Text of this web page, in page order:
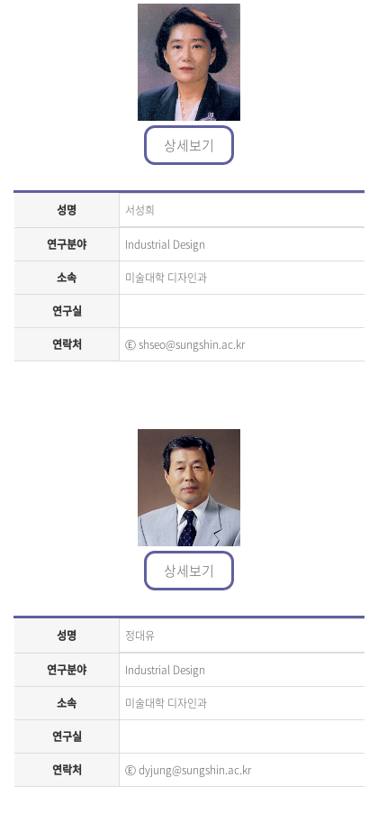
상세보기
성명 서성희
연구분야 Industrial Design
소속 미술대학 디자인과
연구실
연락처 Ⓔshseo@sungshin.ac.kr
상세보기
성명 정대유
연구분야 Industrial Design
소속 미술대학 디자인과
연구실
연락처 Ⓔdyjung@sungshin.ac.kr